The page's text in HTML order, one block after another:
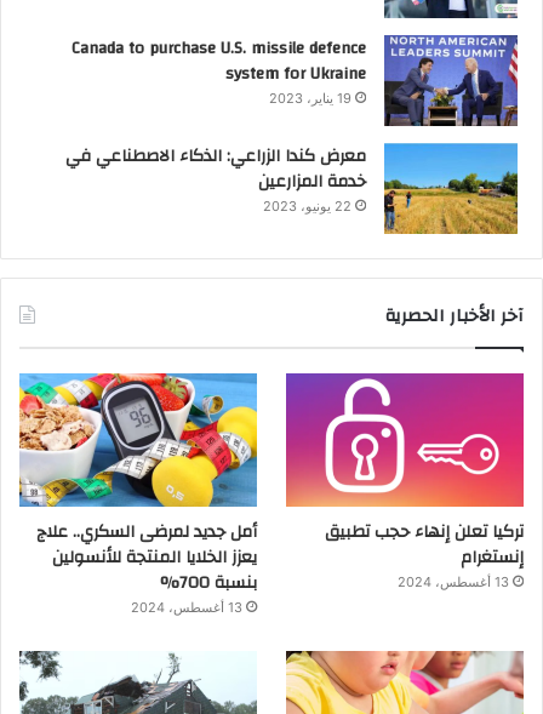
Canada to purchase U.S. missile defence
system for Ukraine
19 يناير، 2023
معرض كندا الزراعي: الذكاء الاصطناعي في
خدمة المزارعين
22 يونيو، 2023
آخر الأخبار الحصرية
تركيا تعلن إنهاء حجب تطبيق
إنستغرام
13 أغسطس، 2024
أمل جديد لمرضى السكري.. علاج
يعزز الخلايا المنتجة للأنسولين
بنسبة 700%
13 أغسطس، 2024